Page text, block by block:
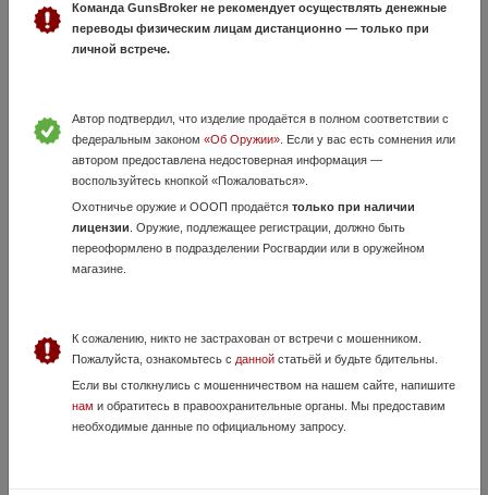
Магазин ТО3-106 МЦ 20-01 Вместимость 2
Патронов
3 000 руб.
Калужская область, Обнинск
Самовывоз Отправка
Команда GunsBroker не рекомендует осуществлять денежные
переводы физическим лицам дистанционно — только при
личной встрече.
Автор подтвердил, что изделие продаётся в полном соответствии с
федеральным законом «Об Оружии». Если у вас есть сомнения или
автором предоставлена недостоверная информация —
воспользуйтесь кнопкой «Пожаловаться».
Охотничье оружие и ОООП продаётся только при наличии
лицензии . Оружие, подлежащее регистрации, должно быть
переоформлено в подразделении Росгвардии или в оружейном
магазине.
К сожалению, никто не застрахован от встречи с мошенником.
Пожалуйста, ознакомьтесь с даннойстатьёй и будьте бдительны.
Если вы столкнулись с мошенничеством на нашем сайте, напишите
нам и обратитесь в правоохранительные органы. Мы предоставим
необходимые данные по официальному запросу.